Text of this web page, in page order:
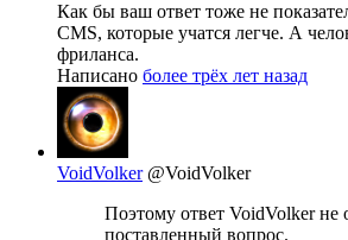
Как бы ваш ответ тоже не
CMS, которые учатся легче. А
фриланса.
Написано более трёх лет назад
VoidVolker @VoidVolker
Поэтому ответ VoidVolker не
поставленный вопрос.